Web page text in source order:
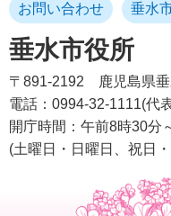
垂水市役所
お問い合わせ 垂水
〒891-2192
鹿児島県
電話：0994-32-1111(代
開庁時間：午前8時30分
(土曜日・日曜日、祝日